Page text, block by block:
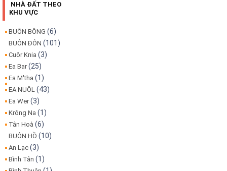
NHÀ ĐẤT THEO
KHU VỰC
BUÔN BÔNG (6)
BUÔN ĐÔN (101)
Cuôr Knia (3)
Ea Bar(25)
Ea M'tha (1)
EA NUÔL (43)
Ea Wer(3)
Krông Na (1)
Tân Hoà (6)
BUÔN HỒ (10)
An Lạc (3)
Bình Tân (1)